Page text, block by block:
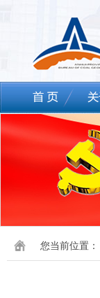
您当前位置：